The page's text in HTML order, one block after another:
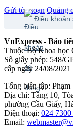
Gửi tòa soạn Quảng
Điều khoản
VnExpress - Báo
Thuộc Bộ Khoa học
Số giấy phép: 548/
cấp ngày 24/08/2021
Tổng biên tập:
Địa chỉ: Tầng 10,
phường Cầu Giấy,
Điện thoại: 024
Email: